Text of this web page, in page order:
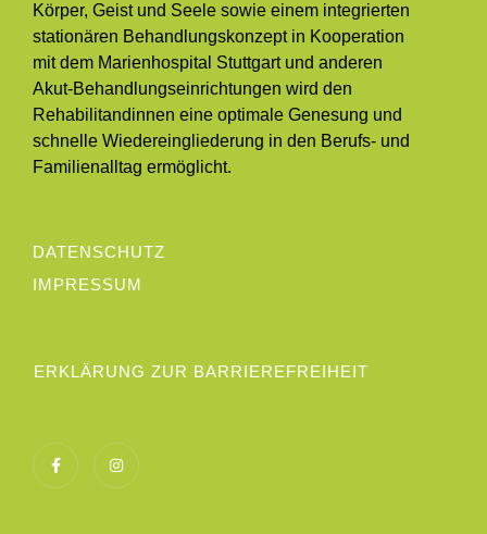
Körper, Geist und Seele sowie einem integrierten
stationären Behandlungskonzept in Kooperation
mit dem Marienhospital Stuttgart und anderen
Akut-Behandlungseinrichtungen wird den
Rehabilitandinnen eine optimale Genesung und
schnelle Wiedereingliederung in den Berufs- und
Familienalltag ermöglicht.
DATENSCHUTZ
IMPRESSUM
ERKLÄRUNG ZUR BARRIEREFREIHEIT